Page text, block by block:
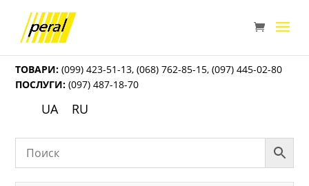
ТОВАРИ: (099) 423-51-13,(068) 762-85-15,(097) 445-02-80
ПОСЛУГИ: (097) 487-18-70
UA RU